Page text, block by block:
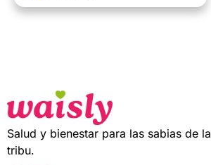
2.00
out
Salud y bienestar para las sabias de la
tribu.